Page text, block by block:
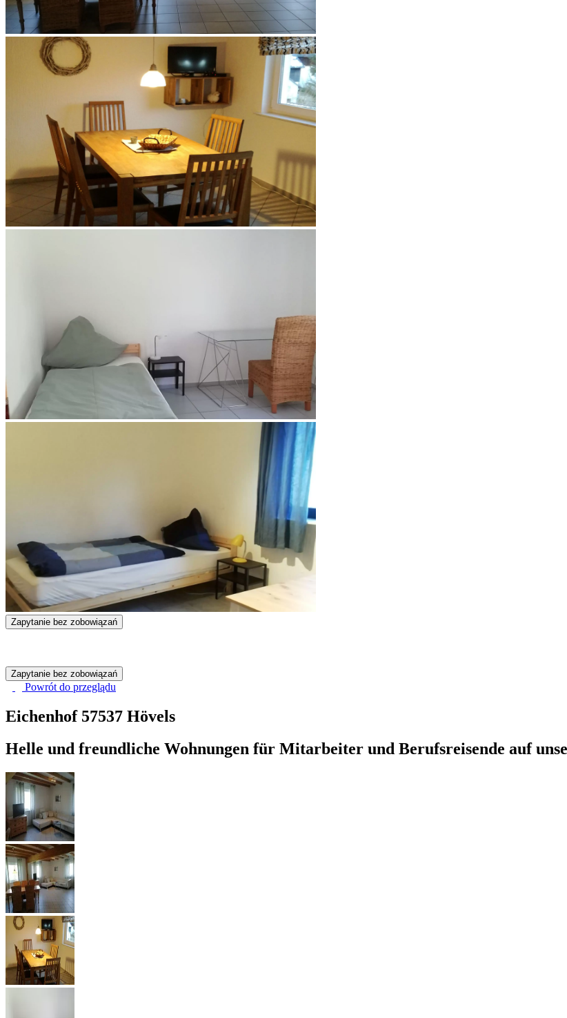
Zapytanie bez zobowiązań
Zapytanie bez zobowiązań
Powrót do przeglądu
Eichenhof 57537 Hövels
Helle und freundliche Wohnungen für Mitarbeiter und Berufsreisende auf